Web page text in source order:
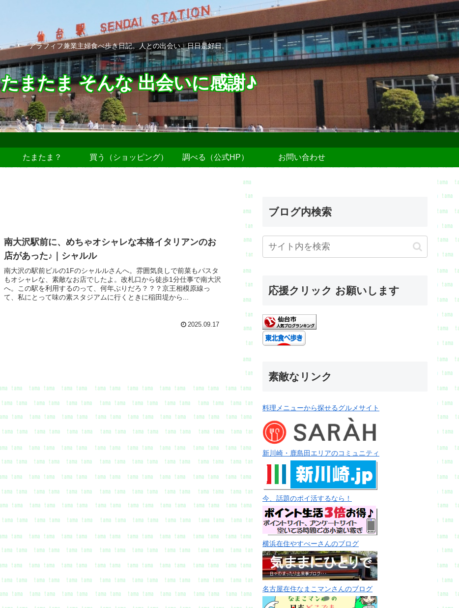
アラフィフ兼業主婦食べ歩き日記。人との出会い、日日是好日。
たまたま そんな 出会いに感謝♪
たまたま？ 買う（ショッピング） 調べる（公式HP） お問い合わせ
南大沢駅前に、めちゃオシャレな本格イタリアンのお
店があった♪｜シャルル
南大沢の駅前ビルの1Fのシャルルさんへ。雰囲気良しで前菜もパスタ
もオシャレな、素敵なお店でしたよ。改札口から徒歩1分仕事で南大沢
へ。この駅を利用するのって、何年ぶりだろ？？？京王相模原線っ
て、私にとって味の素スタジアムに行くときに稲田堤から...
2025.09.17
ブログ内検索
応援クリック お願いします
素敵なリンク
料理メニューから探せるグルメサイト
新川崎・鹿島田エリアのコミュニティ
今、話題のポイ活するなら！
横浜在住やすべーさんのブログ
名古屋在住なまこマンさんのブログ